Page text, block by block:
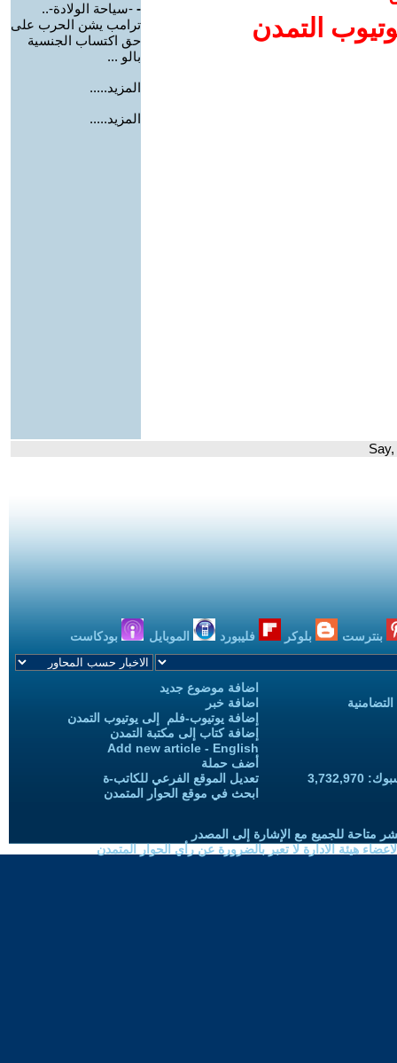
التمدن
- -سياحة الولادة-..
ترامب يشن الحرب على
حق اكتساب الجنسية
بالو ...
المزيد.....
المزيد.....
بنترست بلوكر فليبورد الموبايل بودكاست
اضافة موضوع جديد
اضافة خبر
إضافة يوتيوب-فلم إلى يوتيوب التمدن
إضافة كتاب إلى مكتبة التمدن
Add new article - English
أضف حملة
تعديل الموقع الفرعي للكاتب-ة
ابحث في موقع الحوار المتمدن
متاحة للجميع مع الإشارة إلى المصدر
هيئة الادارة لا تعبر بالضرورة عن رأي الحوار المتمدن